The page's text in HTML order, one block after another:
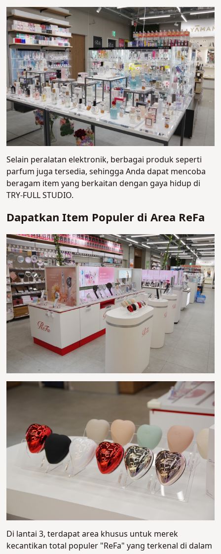
Selain peralatan elektronik, berbagai produk seperti
parfum juga tersedia, sehingga Anda dapat mencoba
beragam item yang berkaitan dengan gaya hidup di
TRY-FULL STUDIO.
Dapatkan Item Populer di Area ReFa
Di lantai 3, terdapat area khusus untuk merek
kecantikan total populer "ReFa" yang terkenal di dalam